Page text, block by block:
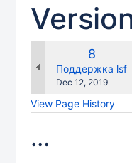
клиента
интерфейса
платформы
Old
Version
8
Поддержка lsf
Saved
Dec 12, 2019
View Page History
...